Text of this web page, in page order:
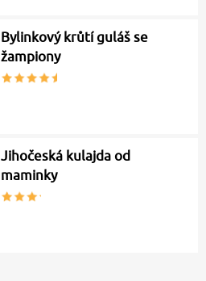
Bylinkový krůtí guláš se
žampiony
Jihočeská kulajda od
maminky